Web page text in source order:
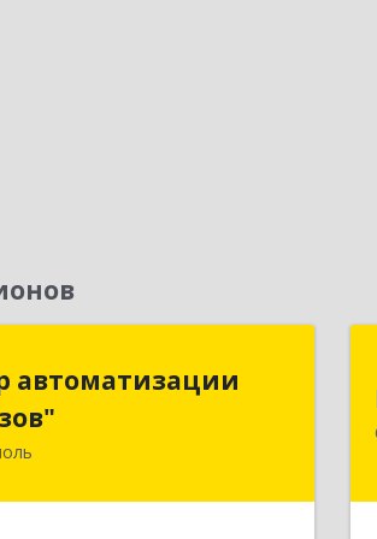
автоматизации
"Кутузов"
Севастополь г, Генерала